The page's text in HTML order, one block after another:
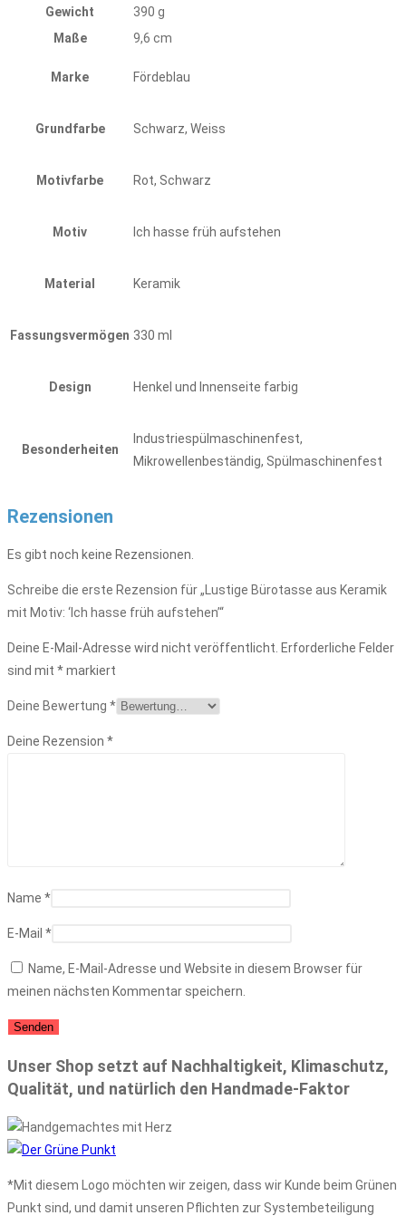
Gewicht
390 g
Maße
9,6 cm
Marke Fördeblau
Grundfarbe Schwarz, Weiss
Motivfarbe Rot, Schwarz
Motiv Ich hasse früh aufstehen
Material Keramik
Fassungsvermögen 330 ml
Design Henkel und Innenseite farbig
Besonderheiten
Industriespülmaschinenfest,
Mikrowellenbeständig, Spülmaschinenfest
Rezensionen
Es gibt noch keine Rezensionen.
Schreibe die erste Rezension für „Lustige Bürotasse aus Keramik
mit Motiv: ‘Ich hasse früh aufstehen’“
Deine E-Mail-Adresse wird nicht veröffentlicht. Erforderliche Felder
sind mit *markiert
Deine Bewertung *
Deine Rezension *
Name *
E-Mail *
Name, E-Mail-Adresse und Website in diesem Browser für
meinen nächsten Kommentar speichern.
Unser Shop setzt auf Nachhaltigkeit, Klimaschutz,
Qualität, und natürlich den Handmade-Faktor
*Mit diesem Logo möchten wir zeigen, dass wir Kunde beim Grünen
Punkt sind, und damit unseren Pflichten zur Systembeteiligung